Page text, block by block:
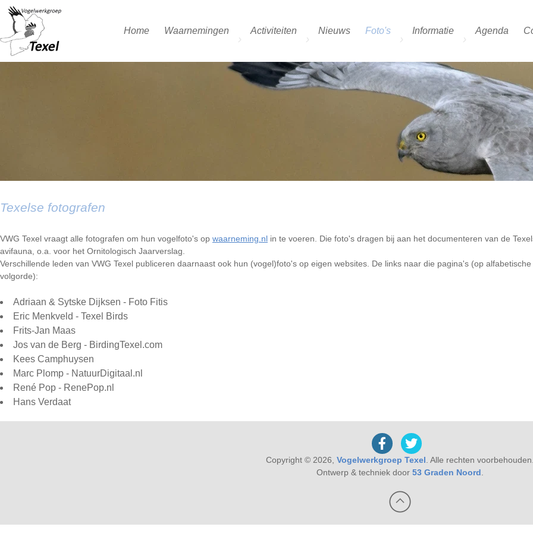
Home Waarnemingen Activiteiten Nieuws Foto's Informatie Agenda
Texelse fotografen
VWG Texel vraagt alle fotografen om hun vogelfoto's op waarneming.nl in te voeren. Die foto's dragen bij aan het documenteren van de
avifauna, o.a. voor het Ornitologisch Jaarverslag.
Verschillende leden van VWG Texel publiceren daarnaast ook hun (vogel)foto's op eigen websites. De links naar die pagina's (op alfabetische
volgorde):
Adriaan & Sytske Dijksen - Foto Fitis
Eric Menkveld - Texel Birds
Frits-Jan Maas
Jos van de Berg - BirdingTexel.com
Kees Camphuysen
Marc Plomp - NatuurDigitaal.nl
René Pop - RenePop.nl
Hans Verdaat
Copyright © 2026, Vogelwerkgroep Texel . Alle rechten
Ontwerp & techniek door 53 Graden Noord